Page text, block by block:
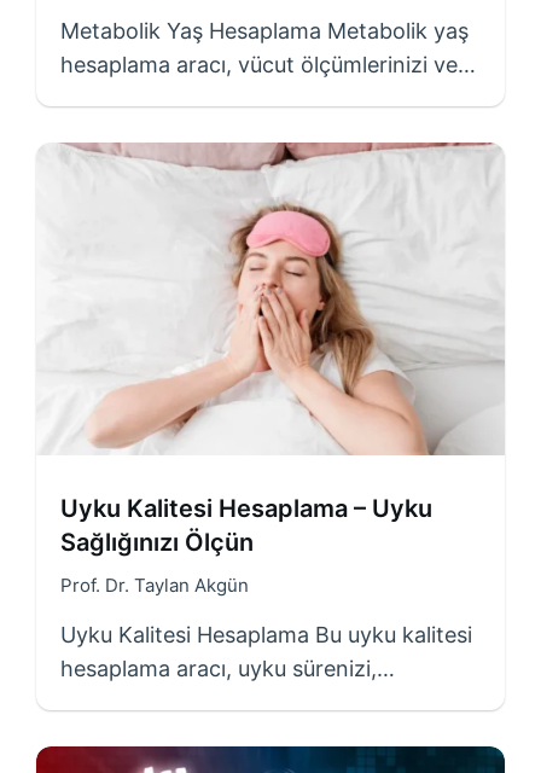
Metabolik Yaş Hesaplama Metabolik yaş
hesaplama aracı, vücut ölçümlerinizi ve…
Uyku Kalitesi Hesaplama – Uyku
Sağlığınızı Ölçün
Prof. Dr. Taylan Akgün
Uyku Kalitesi Hesaplama Bu uyku kalitesi
hesaplama aracı, uyku sürenizi,…